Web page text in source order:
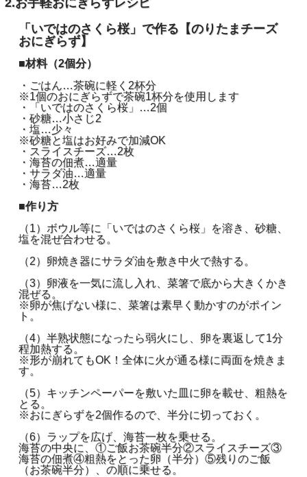
2.お手軽おにぎらずレシピ
「いではのさくら桜」で作る 【のりたまチーズ
おにぎらず】
■材料（2個分）
・ごはん…茶碗に軽く2杯分
※1個のおにぎらずで茶碗1杯分を使用します
・「いではのさくら桜」…2個
・砂糖…小さじ2
・塩…少々
※砂糖と塩はお好みで加減OK
・スライスチーズ…2枚
・海苔の佃煮…適量
・サラダ油…適量
・海苔…2枚
■作り方
（1）ボウル等に「いではのさくら桜」を溶き、砂糖、
塩を混ぜ合わせる。
（2）卵焼き器にサラダ油を敷き中火で熱する。
（3）卵液を一気に流し入れ、菜箸で底から大きくかき
混ぜる。
※卵が焦げない様に、菜箸は素早く動かすのがポイン
ト。
（4）半熟状態になったら弱火にし、卵を裏返して1分
程加熱する。
※形が崩れてもOK！全体に火が通る様に両面を焼きま
す。
（5）キッチンペーパーを敷いた皿に卵を載せ、粗熱を
とる。
※おにぎらずを2個作るので、半分に切っておく。
（6）ラップを広げ、海苔一枚を乗せる。
海苔の中央に、①ご飯お茶碗半分②スライスチーズ③
海苔の佃煮④粗熱をとった卵（半分）⑤残りのご飯
（お茶碗半分）、の順に乗せる。